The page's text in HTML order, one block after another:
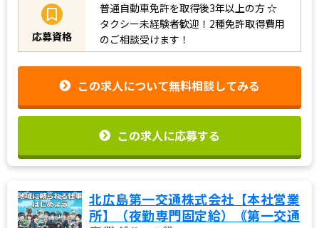
応募資格
普通自動車免許を取得後3年以上の方☆
タクシー未経験者歓迎！2種免許取得費用
のご相談受けます！
この求人について無料相談してみる
この求人に応募する
北広島第一交通株式会社【本社営業
所】（夜勤専門固定給）｟第一交通